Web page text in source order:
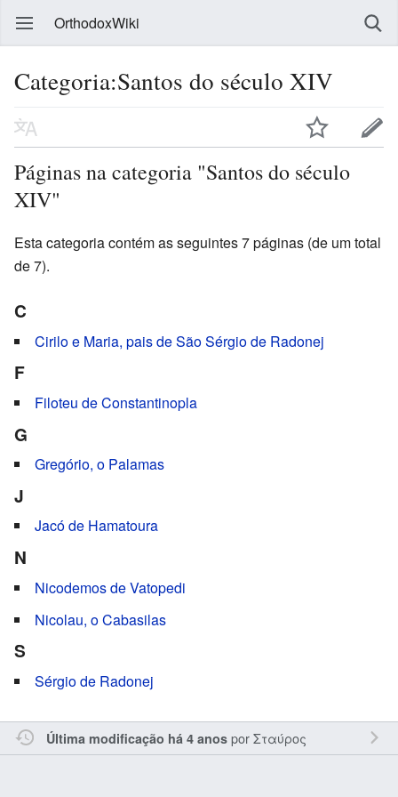
OrthodoxWiki
Categoria:Santos do século XIV
Páginas na categoria "Santos do século
XIV"
Esta categoria contém as seguintes 7 páginas (de um total
de 7).
C
Cirilo e Maria, pais de São Sérgio de Radonej
F
Filoteu de Constantinopla
G
Gregório, o Palamas
J
Jacó de Hamatoura
N
Nicodemos de Vatopedi
Nicolau, o Cabasilas
S
Sérgio de Radonej
Última modificação há 4 anosporΣταύρος